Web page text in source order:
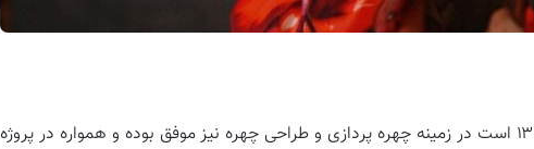
این هنرمند ایرانی که زاده ۱۵ اسفند سال ۱۳۴۷ است در زمینه چهره پردازی و طراحی چهره نیز موفق بوده و همواره در پروژه